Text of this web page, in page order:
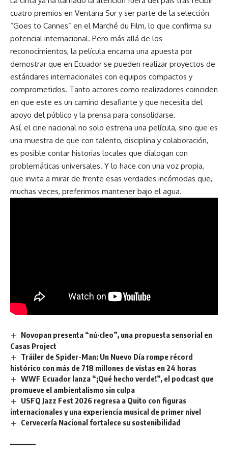
cuatro premios en Ventana Sur y ser parte de la selección
“Goes to Cannes” en el Marché du Film, lo que confirma su
potencial internacional. Pero más allá de los
reconocimientos, la película encarna una apuesta por
demostrar que en Ecuador se pueden realizar proyectos de
estándares internacionales con equipos compactos y
comprometidos. Tanto actores como realizadores coinciden
en que este es un camino desafiante y que necesita del
apoyo del público y la prensa para consolidarse.
Así, el cine nacional no solo estrena una película, sino que es
una muestra de que con talento, disciplina y colaboración,
es posible contar historias locales que dialogan con
problemáticas universales. Y lo hace con una voz propia,
que invita a mirar de frente esas verdades incómodas que,
muchas veces, preferimos mantener bajo el agua.
Novopan presenta “nú·cleo”, una propuesta sensorial en
Casas Project
Tráiler de Spider-Man: Un Nuevo Día rompe récord
histórico con más de 718 millones de vistas en 24 horas
WWF Ecuador lanza “¡Qué hecho verde!”, el podcast que
promueve el ambientalismo sin culpa
USFQ Jazz Fest 2026 regresa a Quito con figuras
internacionales y una experiencia musical de primer nivel
Cervecería Nacional fortalece su sostenibilidad